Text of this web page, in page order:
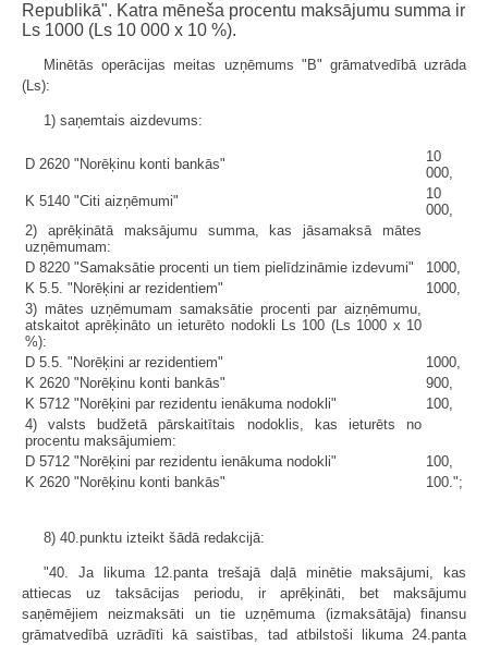
Republikā". Katra mēneša procentu maksājumu summa ir
Ls 1000 (Ls 10 000 x 10 %).
Minētās operācijas meitas uzņēmums "B" grāmatvedībā uzrāda
(Ls):
1) saņemtais aizdevums:
D 2620 "Norēķinu konti bankās"
10
000,
K 5140 "Citi aizņēmumi"
10
000,
2) aprēķinātā maksājumu summa, kas jāsamaksā mātes
uzņēmumam:
D 8220 "Samaksātie procenti un tiem pielīdzināmie izdevumi"
1000,
K 5.5. "Norēķini ar rezidentiem"
1000,
3) mātes uzņēmumam samaksātie procenti par aizņēmumu,
atskaitot aprēķināto un ieturēto nodokli Ls 100 (Ls 1000 x 10
%):
D 5.5. "Norēķini ar rezidentiem"
1000,
K 2620 "Norēķinu konti bankās"
900,
K 5712 "Norēķini par rezidentu ienākuma nodokli"
100,
4) valsts budžetā pārskaitītais nodoklis, kas ieturēts no
procentu maksājumiem:
D 5712 "Norēķini par rezidentu ienākuma nodokli"
100,
K 2620 "Norēķinu konti bankās"
100.";
8) 40.punktu izteikt šādā redakcijā:
"40. Ja likuma 12.panta trešajā daļā minētie maksājumi, kas
attiecas uz taksācijas periodu, ir aprēķināti, bet maksājumu
saņēmējiem neizmaksāti un tie uzņēmuma (izmaksātāja) finansu
grāmatvedībā uzrādīti kā saistības, tad atbilstoši likuma 24.panta